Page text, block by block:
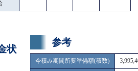
状
参考
今積み期間所要準備額(積数)